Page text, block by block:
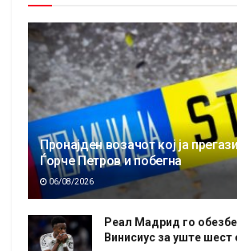
Пронајден возачот кој ја
Ѓорче Петров и побегна
06/08/2026
Реал Мадрид го
Винисиус за уште шест